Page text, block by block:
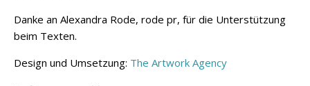
Danke an Alexandra Rode, rode pr, für die Unterstützung
beim Texten.
Design und Umsetzung: The Artwork Agency